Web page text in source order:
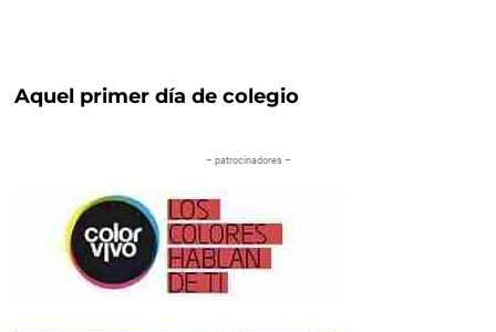
Aquel primer día de colegio
– patrocinadores –